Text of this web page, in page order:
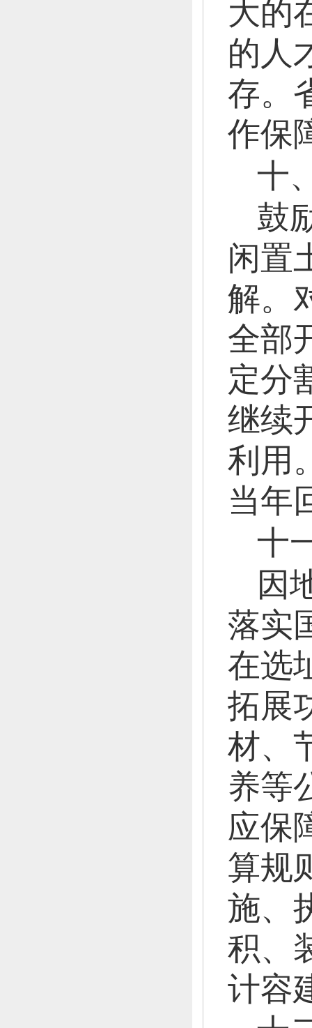
大的
的人
存。
作保
十
鼓
闲置
解。
全部
定分
继续
利用
当年
十
因
落实
在选
拓展
材、
养等
应保
算规
施、
积、
计容